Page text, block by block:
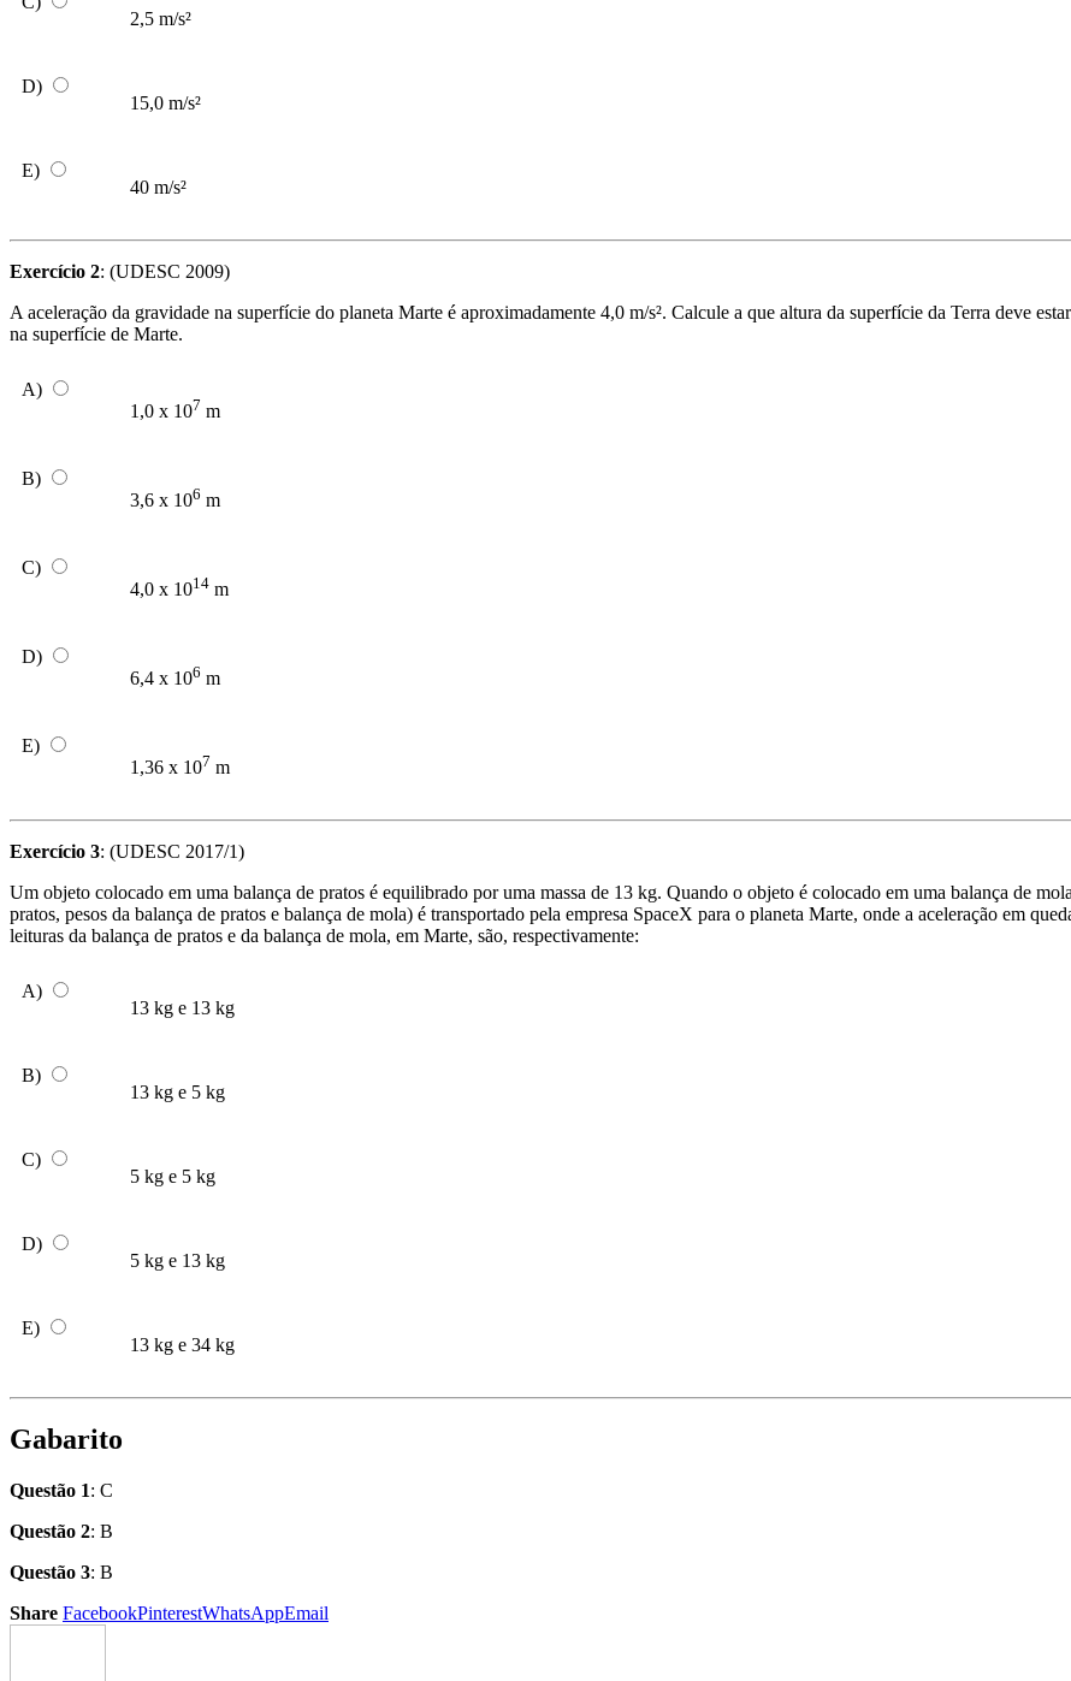
2,5 m/s²
D)
15,0 m/s²
E)
40 m/s²
Exercício 2: (UDESC 2009)
A aceleração da gravidade na superfície do planeta Marte é aproximadamente 4,0 m/s². Calcule a que altura da superfície da Terra deve
na superfície de Marte.
A)
1,0 x 107 m
B)
3,6 x 106 m
C)
4,0 x 1014 m
D)
6,4 x 106 m
E)
1,36 x 107 m
Exercício 3: (UDESC 2017/1)
Um objeto colocado em uma balança de pratos é equilibrado por uma massa de 13 kg. Quando o objeto é colocado em uma balança de
pratos, pesos da balança de pratos e balança de mola) é transportado pela empresa SpaceX para o planeta Marte, onde a aceleração em
leituras da balança de pratos e da balança de mola, em Marte, são, respectivamente:
A)
13 kg e 13 kg
B)
13 kg e 5 kg
C)
5 kg e 5 kg
D)
5 kg e 13 kg
E)
13 kg e 34 kg
Gabarito
Questão 1: C
Questão 2: B
Questão 3: B
Share FacebookPinterestWhatsAppEmail